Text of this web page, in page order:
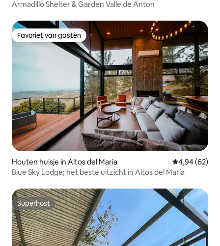
Armadillo Shelter & Garden Valle de Anton
Favoriet van gasten
Favoriet van gasten
Houten huisje in Altos del Maria Gemiddelde
4,94 (62)
Blue Sky Lodge; het beste uitzicht in Altos del María
Superhost
Superhost